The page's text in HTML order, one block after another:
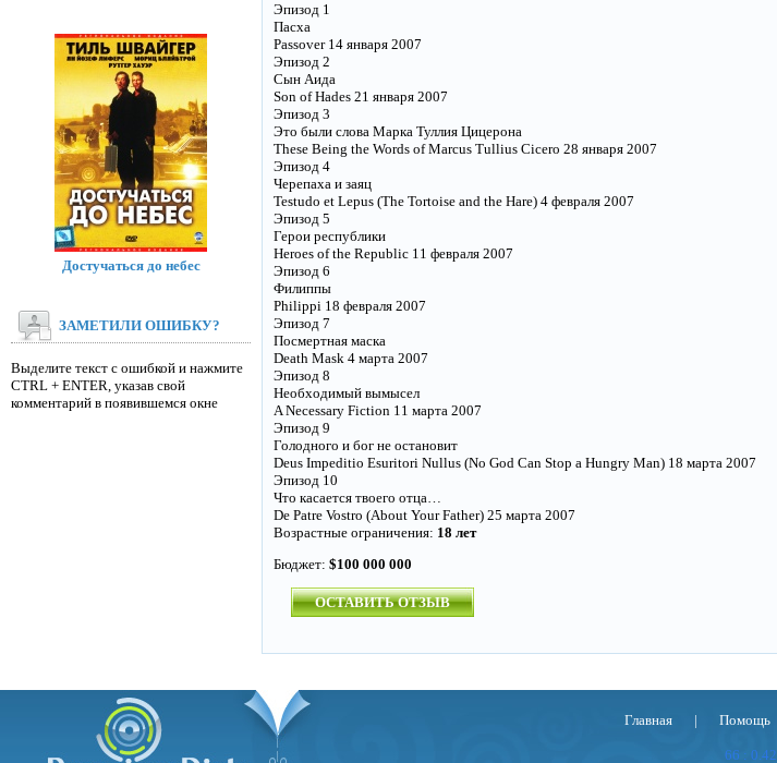
Эпизод 1
Пасха
Passover 14 января 2007
Эпизод 2
Сын Аида
Son of Hades 21 января 2007
Эпизод 3
Это были слова Марка Туллия Цицерона
These Being the Words of Marcus Tullius Cicero 28 января 2007
Эпизод 4
Черепаха и заяц
Testudo et Lepus (The Tortoise and the Hare) 4 февраля 2007
Эпизод 5
Герои республики
Heroes of the Republic 11 февраля 2007
Эпизод 6
Филиппы
Philippi 18 февраля 2007
Эпизод 7
Посмертная маска
Death Mask 4 марта 2007
Эпизод 8
Необходимый вымысел
A Necessary Fiction 11 марта 2007
Эпизод 9
Голодного и бог не остановит
Deus Impeditio Esuritori Nullus (No God Can Stop a Hungry Man) 18 марта 2007
Эпизод 10
Что касается твоего отца…
De Patre Vostro (About Your Father) 25 марта 2007
Возрастные ограничения: 18 лет
Бюджет: $100 000 000
ОСТАВИТЬ ОТЗЫВ
Достучаться до небес
ЗАМЕТИЛИ ОШИБКУ?
Выделите текст с ошибкой и нажмите
CTRL + ENTER, указав свой
комментарий в появившемся окне
Главная | Помощь
66 : 0.42